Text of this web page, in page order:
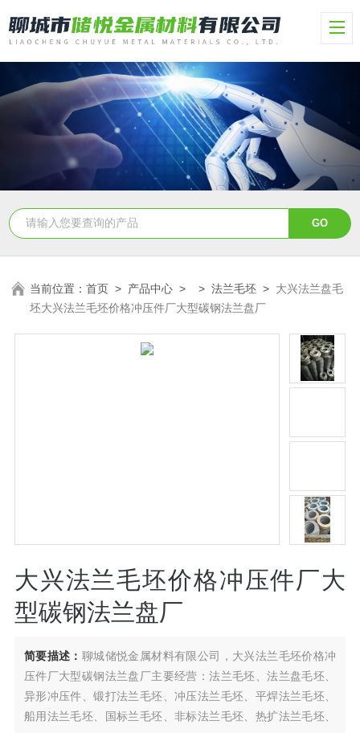
当前位置：首页 > 产品中心 > >法兰毛坯 > 大兴法兰盘毛
坯大兴法兰毛坯价格冲压件厂大型碳钢法兰盘厂
大兴法兰毛坯价格冲压件厂大
型碳钢法兰盘厂
简要描述： 聊城储悦金属材料有限公司，大兴法兰毛坯价格冲
压件厂大型碳钢法兰盘厂主要经营：法兰毛坯、法兰盘毛坯、
异形冲压件、锻打法兰毛坯、冲压法兰毛坯、平焊法兰毛坯、
船用法兰毛坯、国标兰毛坯、非标法兰毛坯、热扩法兰毛坯、